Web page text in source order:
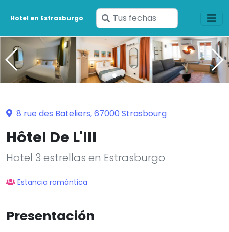
Hotel en Estrasburgo
Ingresa
tus
fechas
8 rue des Bateliers, 67000 Strasbourg
Hôtel De L'Ill
Hotel 3 estrellas en Estrasburgo
Estancia romántica
Presentación